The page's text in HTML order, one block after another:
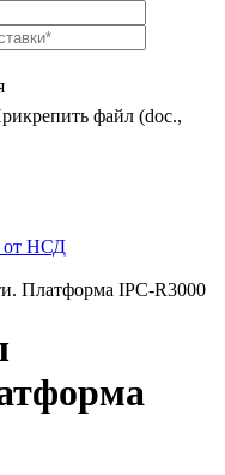
файл (doc.,
от НСД
Платформа IPC-R3000